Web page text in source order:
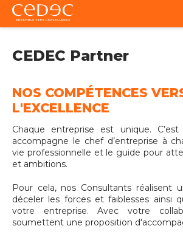
CEDEC Partner
NOS COMPÉTENCES
L'EXCELLENCE
Chaque entreprise est unique. C’est
accompagne le chef d’entreprise à
vie professionnelle et le guide pour
et ambitions.
Pour cela, nos Consultants réalisent
déceler les forces et faiblesses ainsi
votre entreprise. Avec votre
soumettent une proposition